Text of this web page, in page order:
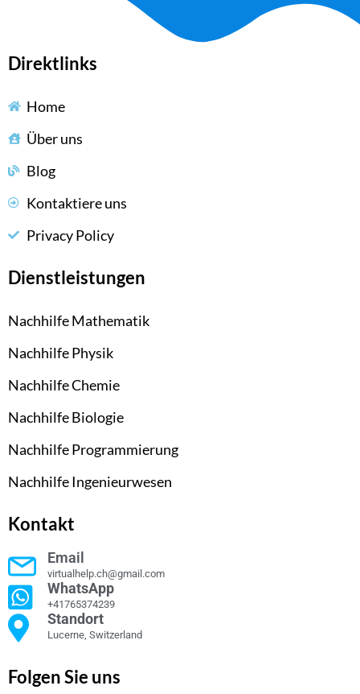
Direktlinks
Home
Über uns
Blog
Kontaktiere uns
Privacy Policy
Dienstleistungen
Nachhilfe Mathematik
Nachhilfe Physik
Nachhilfe Chemie
Nachhilfe Biologie
Nachhilfe Programmierung
Nachhilfe Ingenieurwesen
Kontakt
Email
virtualhelp.ch@gmail.com
WhatsApp
+41765374239
Standort
Lucerne, Switzerland
Folgen Sie uns